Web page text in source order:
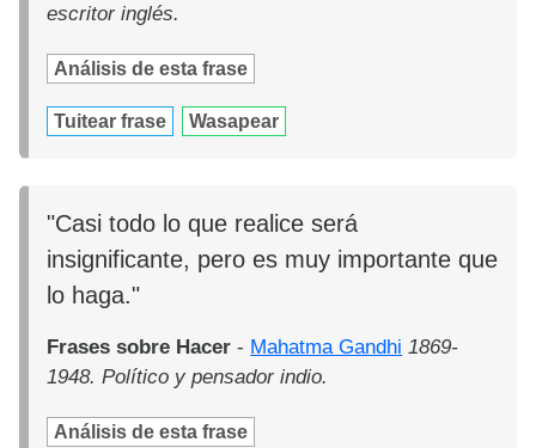
escritor inglés.
Análisis de esta frase
Tuitear frase Wasapear
"Casi todo lo que realice será
insignificante, pero es muy importante que
lo haga."
Frases sobre Hacer - Mahatma Gandhi 1869-
1948. Político y pensador indio.
Análisis de esta frase